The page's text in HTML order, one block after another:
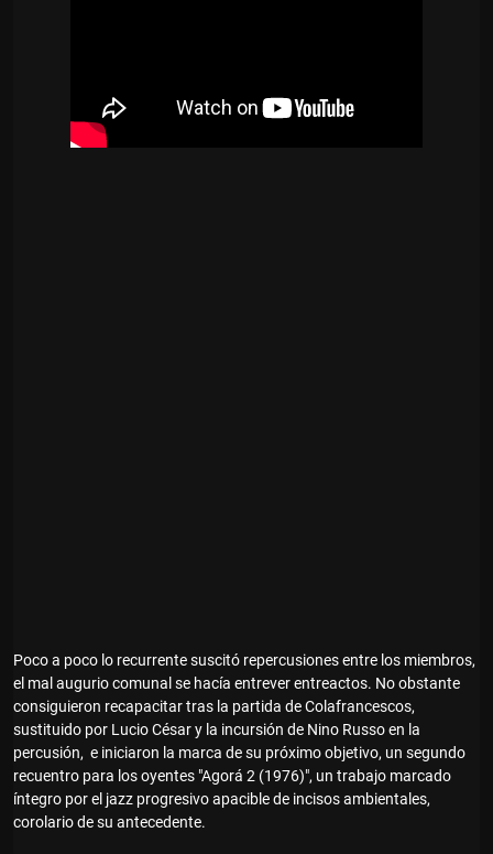
Poco a poco lo recurrente suscitó repercusiones entre los miembros,
el mal augurio comunal se hacía entrever entreactos. No obstante
consiguieron recapacitar tras la partida de Colafrancescos,
sustituido por Lucio César y la incursión de Nino Russo en la
percusión, e iniciaron la marca de su próximo objetivo, un segundo
recuentro para los oyentes "Agorá 2 (1976)", un trabajo marcado
íntegro por el jazz progresivo apacible de incisos ambientales,
corolario de su antecedente.